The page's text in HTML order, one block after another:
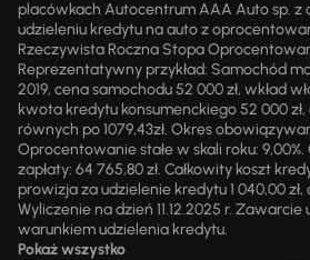
placówkach Autocentrum AAA Auto sp. z
udzieleniu kredytu na auto z
Rzeczywista Roczna Stopa
Reprezentatywny przykład: Samochód
2019, cena samochodu 52 000 zł, wkład
kwota kredytu konsumenckiego 52 000
równych po 1079,43zł. Okres
Oprocentowanie stałe w skali roku:
zapłaty: 64 765,80 zł. Całkowity koszt
prowizja za udzielenie kredytu 1 040,00 zł,
Wyliczenie na dzień 11.12.2025 r.
warunkiem udzielenia kredytu.
Pokaż wszystko